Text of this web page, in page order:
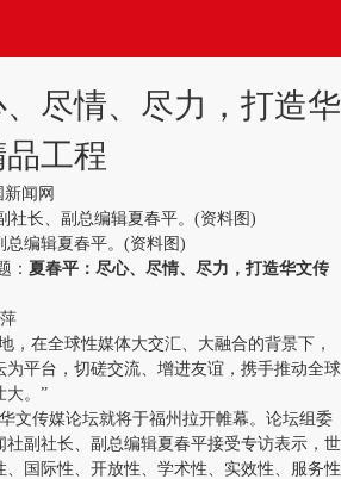
尽情、尽力，打造华
工程
新闻网
总编辑夏春平。(资料图)
： 夏春平：尽心、尽情、尽力，打造华文传
在全球性媒体大交汇、大融合的背景下，
平台，切磋交流、增进友谊，携手推动全球
大。”
传媒论坛就将于福州拉开帷幕。论坛组委
副社长、副总编辑夏春平接受专访表示，世
国际性、开放性、学术性、实效性、服务性